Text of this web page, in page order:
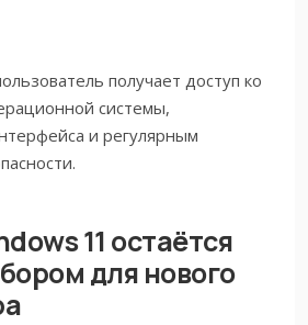
получает доступ ко
системы,
и регулярным
11 остаётся
для нового